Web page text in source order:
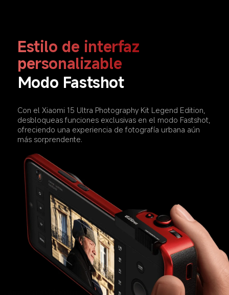
Estilo de interfaz
personalizable
Modo Fastshot
Con el Xiaomi 15 Ultra Photography Kit Legend Edition,
desbloqueas funciones exclusivas en el modo Fastshot,
ofreciendo una experiencia de fotografía urbana aún
más sorprendente.